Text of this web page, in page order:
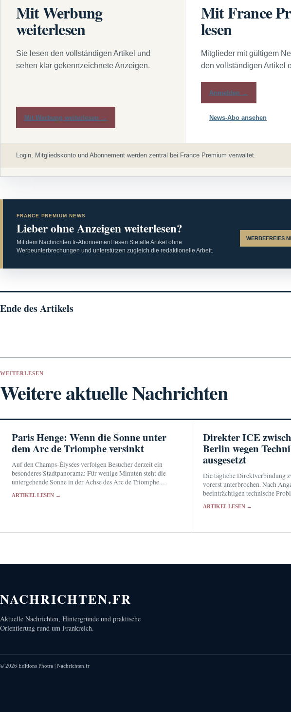
Mit Werbung
weiterlesen
Sie lesen den vollständigen Artikel und
sehen klar gekennzeichnete Anzeigen.
Mit Werbung weiterlesen →
Mit France
lesen
Mitglieder mit gültigem
den vollständigen Artikel
Anmelden →
News-Abo ansehen
Login, Mitgliedskonto und Abonnement werden zentral bei France Premium verwaltet.
FRANCE PREMIUM NEWS
Lieber ohne Anzeigen weiterlesen?
Mit dem Nachrichten.fr-Abonnement lesen Sie alle Artikel ohne
Werbeunterbrechungen und unterstützen zugleich die redaktionelle Arbeit.
WERBEFREIES
Ende des Artikels
WEITERLESEN
Weitere aktuelle Nachrichten
Paris Henge: Wenn die Sonne unter
dem Arc de Triomphe versinkt
Auf den Champs-Élysées verfolgen Besucher derzeit ein
besonderes Stadtpanorama: Für wenige Minuten steht die
untergehende Sonne in der Achse des Arc de Triomphe.
ARTIKEL LESEN →
Direkter ICE
Berlin wegen
ausgesetzt
Die tägliche Direktverbindung
vorerst unterbrochen. Nach
beeinträchtigen technische
Deutschland umsteigen.
ARTIKEL LESEN →
NACHRICHTEN.FR
Aktuelle Nachrichten, Hintergründe und praktische
Orientierung rund um Frankreich.
© 2026 Editions Photra | Nachrichten.fr